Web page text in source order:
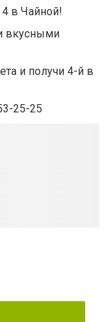
в Чайной!
вкусными
и получи 4-й в
25-25